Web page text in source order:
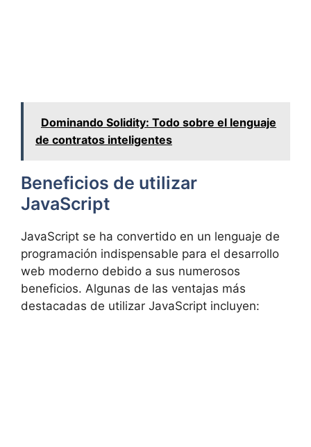
Dominando Solidity: Todo sobre el lenguaje
de contratos inteligentes
Beneficios de utilizar
JavaScript
JavaScript se ha convertido en un lenguaje de
programación indispensable para el desarrollo
web moderno debido a sus numerosos
beneficios. Algunas de las ventajas más
destacadas de utilizar JavaScript incluyen: